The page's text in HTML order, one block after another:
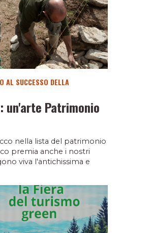
AL SUCCESSO DELLA
un'arte Patrimonio
nella lista del patrimonio
premia anche i nostri
viva l'antichissima e